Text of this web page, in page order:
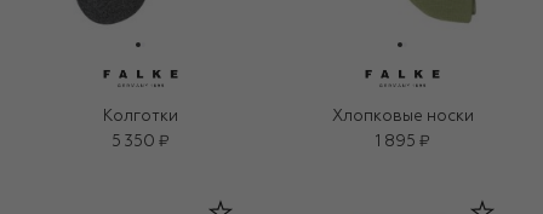
Колготки
5 350 ₽
Хлопковые носки
1 895 ₽